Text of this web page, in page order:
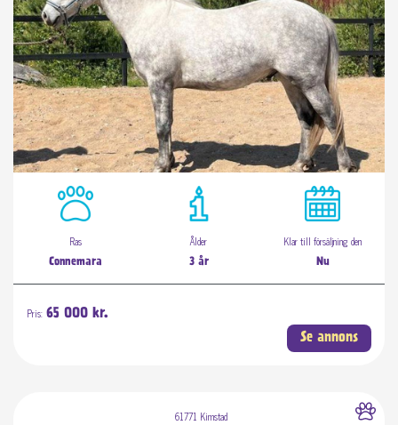
Ras
Connemara
Ålder
3 år
Klar till försäljning den
Nu
Pris: 65 000 kr.
Se annons
61771 Kimstad